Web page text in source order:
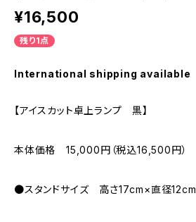
¥16,500
残り1点
International shipping available
【アイスカット卓上ランプ 黒】
本体価格 15,000円（税込16,500円）
●スタンドサイズ 高さ17cm×直径12cm